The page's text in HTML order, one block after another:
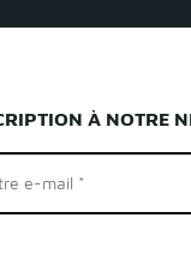
À NOTRE